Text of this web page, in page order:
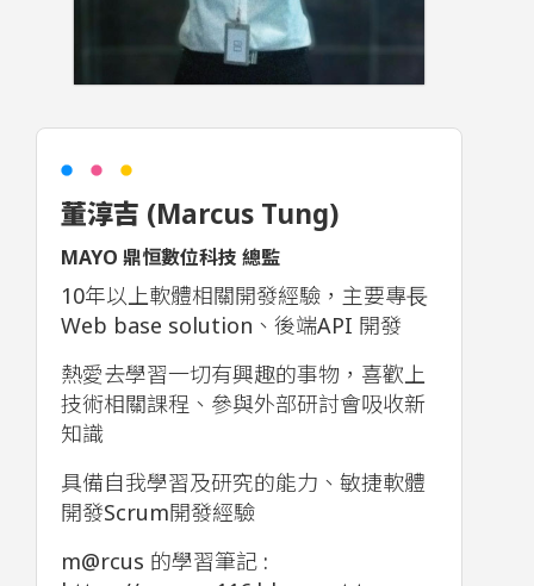
董淳吉 (Marcus Tung)
MAYO 鼎恒數位科技 總監
10年以上軟體相關開發經驗，主要專⻑
Web base solution、後端API 開發
熱愛去學習一切有興趣的事物，喜歡上
技術相關課程、參與外部研討會吸收新
知識
具備自我學習及研究的能力、敏捷軟體
開發Scrum開發經驗
m@rcus 的學習筆記 :